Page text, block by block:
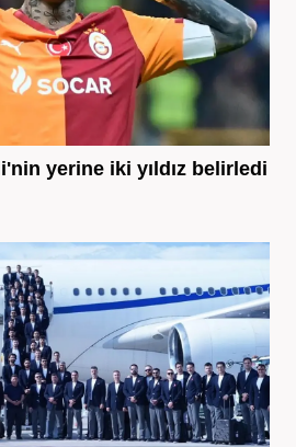
yerine iki yıldız belirledi